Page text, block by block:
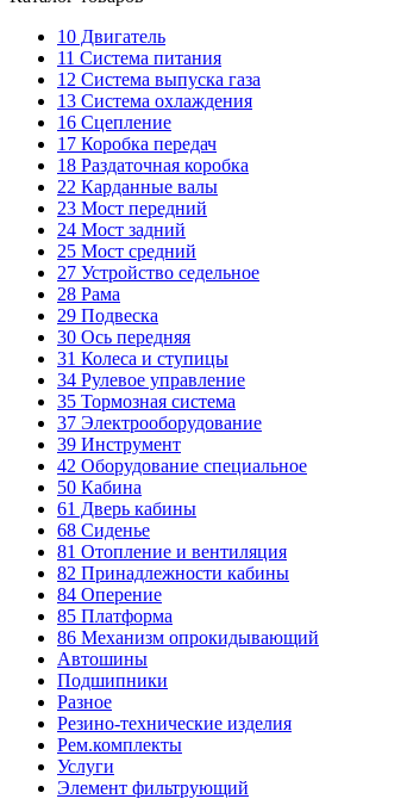
10 Двигатель
11 Система питания
12 Система выпуска газа
13 Система охлаждения
16 Сцепление
17 Коробка передач
18 Раздаточная коробка
22 Карданные валы
23 Мост передний
24 Мост задний
25 Мост средний
27 Устройство седельное
28 Рама
29 Подвеска
30 Ось передняя
31 Колеса и ступицы
34 Рулевое управление
35 Тормозная система
37 Электрооборудование
39 Инструмент
42 Оборудование специальное
50 Кабина
61 Дверь кабины
68 Сиденье
81 Отопление и вентиляция
82 Принадлежности кабины
84 Оперение
85 Платформа
86 Механизм опрокидывающий
Автошины
Подшипники
Разное
Резино-технические изделия
Рем.комплекты
Услуги
Элемент фильтрующий